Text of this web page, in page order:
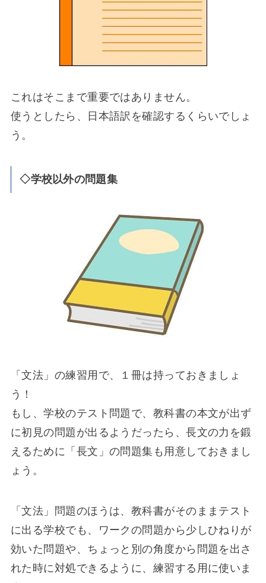
これはそこまで重要ではありません。
使うとしたら、日本語訳を確認するくらいでしょ
う。
◇学校以外の問題集
「文法」の練習用で、１冊は持っておきましょ
う！
もし、学校のテスト問題で、教科書の本文が出ず
に初見の問題が出るようだったら、長文の力を鍛
えるために「長文」の問題集も用意しておきまし
ょう。
「文法」問題のほうは、教科書がそのままテスト
に出る学校でも、ワークの問題から少しひねりが
効いた問題や、ちょっと別の角度から問題を出さ
れた時に対処できるように、練習する用に使いま